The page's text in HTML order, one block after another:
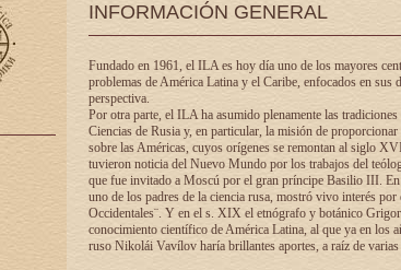
INFORMACIÓN GENERAL
Fundado en 1961, el ILA es hoy día uno de los mayores
problemas de América Latina y el Caribe, enfocados en sus
perspectiva.
Por otra parte, el ILA ha asumido plenamente las tradiciones
Ciencias de Rusia y, en particular, la misión de
sobre las Américas, cuyos orígenes se remontan al siglo
tuvieron noticia del Nuevo Mundo por los trabajos del
que fue invitado a Moscú por el gran príncipe Basilio III.
uno de los padres de la ciencia rusa, mostró vivo interés por
Occidentales¨. Y en el s. XIX el etnógrafo y botánico
conocimiento científico de América Latina, al que ya en los
ruso Nikolái Vavílov haría brillantes aportes, a raíz de